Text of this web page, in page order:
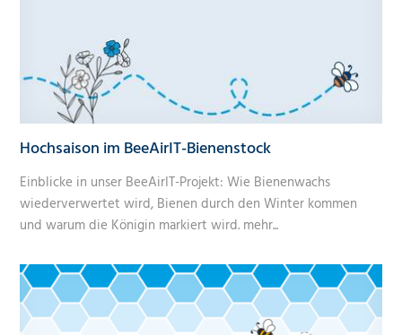
Hochsaison im BeeAirIT-Bienenstock
Einblicke in unser BeeAirIT-Projekt: Wie Bienenwachs
wiederverwertet wird, Bienen durch den Winter kommen
und warum die Königin markiert wird. mehr...